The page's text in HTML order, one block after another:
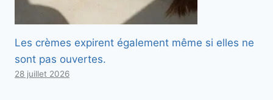
Les crèmes expirent également même si elles ne
sont pas ouvertes.
28 juillet 2026